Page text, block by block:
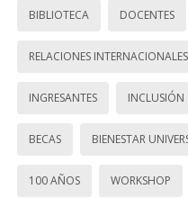
BIBLIOTECA DOCENTES
RELACIONES INTERNACIONALES
INGRESANTES INCLUSIÓN
BECAS BIENESTAR
100 AÑOS WORKSHOP